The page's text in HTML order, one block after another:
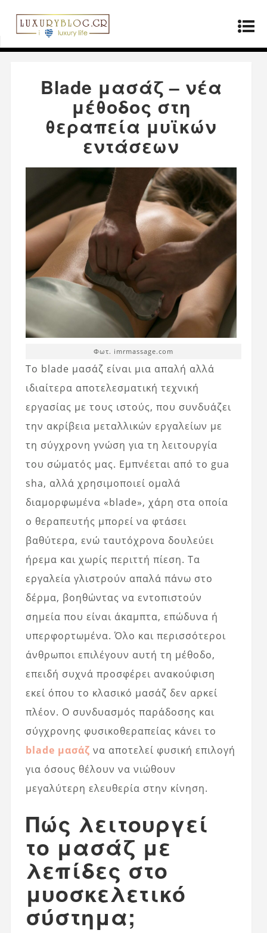
Αρχική σελίδα»Προϊόντα
Blade μασάζ – νέα
μέθοδος στη θεραπεία μυϊκών εντάσεων
Blade μασάζ – νέα
μέθοδος στη
θεραπεία μυϊκών
εντάσεων
Φωτ. imrmassage.com
Το blade μασάζ είναι μια απαλή αλλά
ιδιαίτερα αποτελεσματική τεχνική
εργασίας με τους ιστούς, που συνδυάζει
την ακρίβεια μεταλλικών εργαλείων με
τη σύγχρονη γνώση για τη λειτουργία
του σώματός μας. Εμπνέεται από το gua
sha, αλλά χρησιμοποιεί ομαλά
διαμορφωμένα «blade», χάρη στα οποία
ο θεραπευτής μπορεί να φτάσει
βαθύτερα, ενώ ταυτόχρονα δουλεύει
ήρεμα και χωρίς περιττή πίεση. Τα
εργαλεία γλιστρούν απαλά πάνω στο
δέρμα, βοηθώντας να εντοπιστούν
σημεία που είναι άκαμπτα, επώδυνα ή
υπερφορτωμένα. Όλο και περισσότεροι
άνθρωποι επιλέγουν αυτή τη μέθοδο,
επειδή συχνά προσφέρει ανακούφιση
εκεί όπου το κλασικό μασάζ δεν αρκεί
πλέον. Ο συνδυασμός παράδοσης και
σύγχρονης φυσικοθεραπείας κάνει το
blade μασάζ να αποτελεί φυσική επιλογή
για όσους θέλουν να νιώθουν
μεγαλύτερη ελευθερία στην κίνηση.
Πώς λειτουργεί
το μασάζ με
λεπίδες στο
μυοσκελετικό
σύστημα;